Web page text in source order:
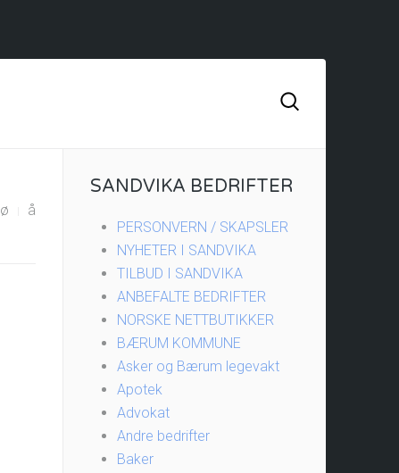
ø
å
SANDVIKA BEDRIFTER
PERSONVERN / SKAPSLER
NYHETER I SANDVIKA
TILBUD I SANDVIKA
ANBEFALTE BEDRIFTER
NORSKE NETTBUTIKKER
BÆRUM KOMMUNE
Asker og Bærum legevakt
Apotek
Advokat
Andre bedrifter
Baker